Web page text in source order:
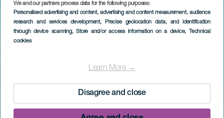
We and our partners process data for the following purposes:
Personalised advertising and content, advertising and content measurement, audience
research and services development, Precise geolocation data, and identification
through device scanning, Store and/or access information on a device, Technical
cookies
Learn More →
Disagree and close